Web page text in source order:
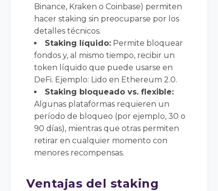
Binance, Kraken o Coinbase) permiten
hacer staking sin preocuparse por los
detalles técnicos.
Staking líquido: Permite bloquear
fondos y, al mismo tiempo, recibir un
token líquido que puede usarse en
DeFi. Ejemplo: Lido en Ethereum 2.0.
Staking bloqueado vs. flexible:
Algunas plataformas requieren un
período de bloqueo (por ejemplo, 30 o
90 días), mientras que otras permiten
retirar en cualquier momento con
menores recompensas.
Ventajas del staking